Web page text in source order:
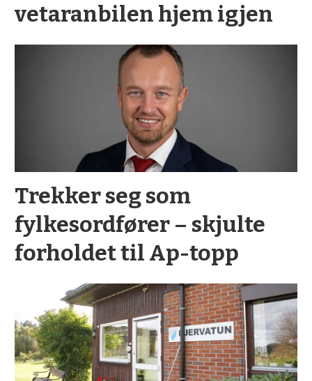
vetaranbilen hjem igjen
Trekker seg som
fylkesordfører – skjulte
forholdet til Ap-topp